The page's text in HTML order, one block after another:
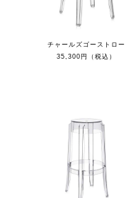
チャールズゴーストロー
35,300円（税込）